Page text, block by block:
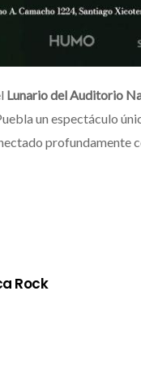
Lunario del Auditorio
un espectáculo
profundamente
Rock